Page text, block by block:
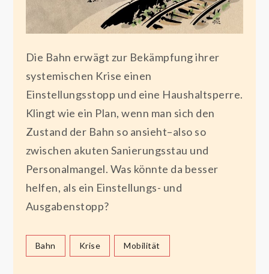
Die Bahn erwägt zur Bekämpfung ihrer
systemischen Krise einen
Einstellungsstopp und eine Haushaltsperre.
Klingt wie ein Plan, wenn man sich den
Zustand der Bahn so ansieht–also so
zwischen akuten Sanierungsstau und
Personalmangel. Was könnte da besser
helfen, als ein Einstellungs- und
Ausgabenstopp?
Bahn Krise Mobilität